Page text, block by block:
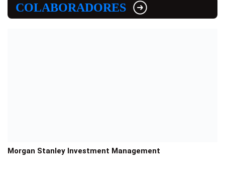
COLABORADORES
Morgan Stanley Investment Management